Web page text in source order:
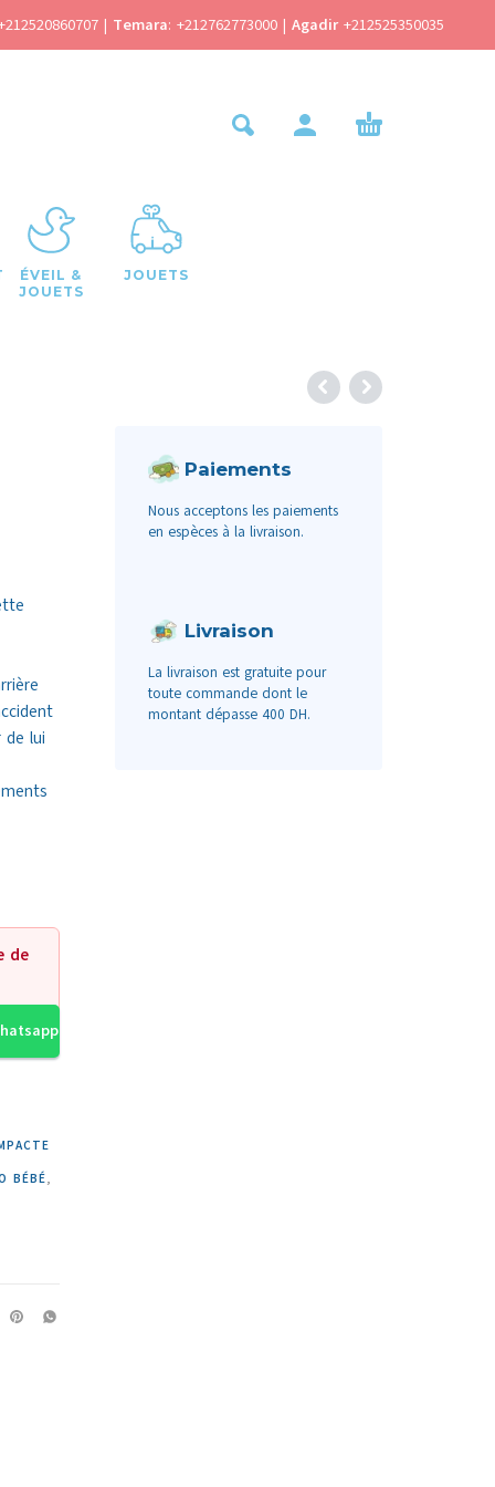
| Temara: +212762773000 | Agadir +212525350035
ÉVEIL &
JOUETS
JOUETS
lui
de
BÉBÉ,
Paiements
Nous acceptons les paiements
en espèces à la livraison.
Livraison
La livraison est gratuite pour
toute commande dont le
montant dépasse 400 DH.